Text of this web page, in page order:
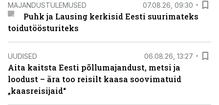
MAJANDUSTULEMUSED 07.08.26, 09:30
Puhk ja Lausing kerkisid Eesti suurimateks
toidutöösturiteks
UUDISED 06.08.26, 13:27
Aita kaitsta Eesti põllumajandust, metsi ja
loodust – ära too reisilt kaasa soovimatuid
„kaasreisijaid“